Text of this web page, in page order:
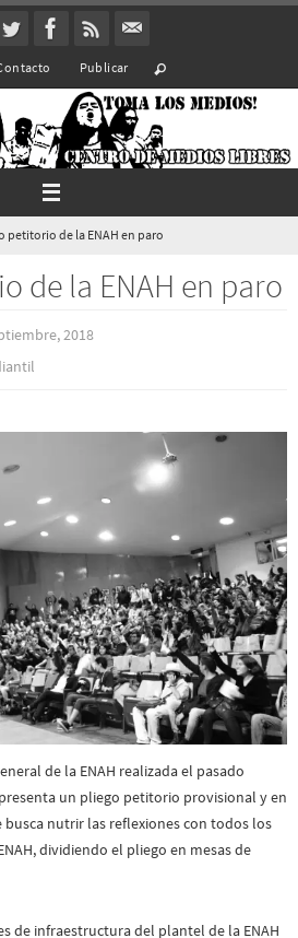
Publicar
petitorio de la ENAH en paro
de la ENAH en paro
2018
de la ENAH realizada el pasado
un pliego petitorio provisional y en
busca nutrir las reflexiones con todos los
dividiendo el pliego en mesas de
de infraestructura del plantel de la ENAH